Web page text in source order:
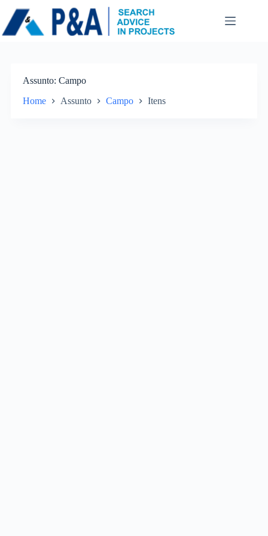
para
conteúdo
Assunto Campo
Home Assunto Campo Itens